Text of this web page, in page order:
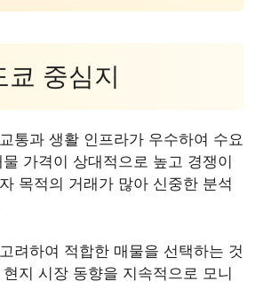
쿄 중심지
통과 생활 인프라가 우수하여 수요
가격이 상대적으로 높고 경쟁이
목적의 거래가 많아 신중한 분석
려하여 적합한 매물을 선택하는 것
지 시장 동향을 지속적으로 모니